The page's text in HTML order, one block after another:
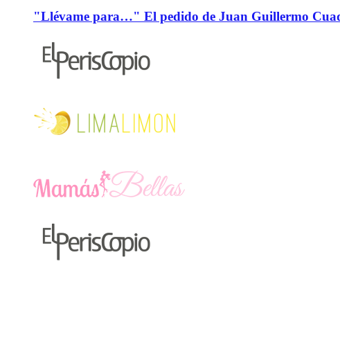
"Llévame para…" El pedido de Juan Guillermo